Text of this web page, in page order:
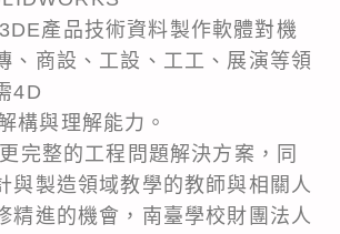
產品技術資料製作軟體對機
、商設、工設、工工、展演等領
4D
構與理解能力。
完整的工程問題解決方案，同
與製造領域教學的教師與相關人
精進的機會，南臺學校財團法人